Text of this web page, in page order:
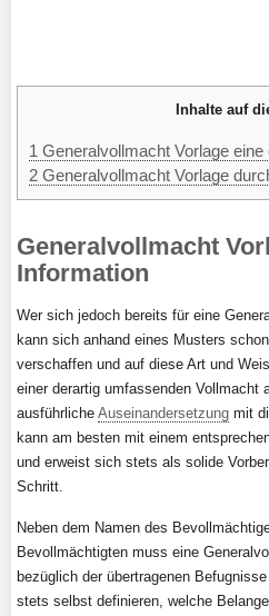
Inhalte auf
1 Generalvollmacht Vorlage
2 Generalvollmacht Vorlage
Generalvollmacht
Information
Wer sich jedoch bereits für eine
kann sich anhand eines Musters
verschaffen und auf diese Art und
einer derartig umfassenden Vollmacht
ausführliche Auseinandersetzung mit
kann am besten mit einem
und erweist sich stets als solide
Schritt.
Neben dem Namen des
Bevollmächtigten muss eine
bezüglich der übertragenen
stets selbst definieren, welche